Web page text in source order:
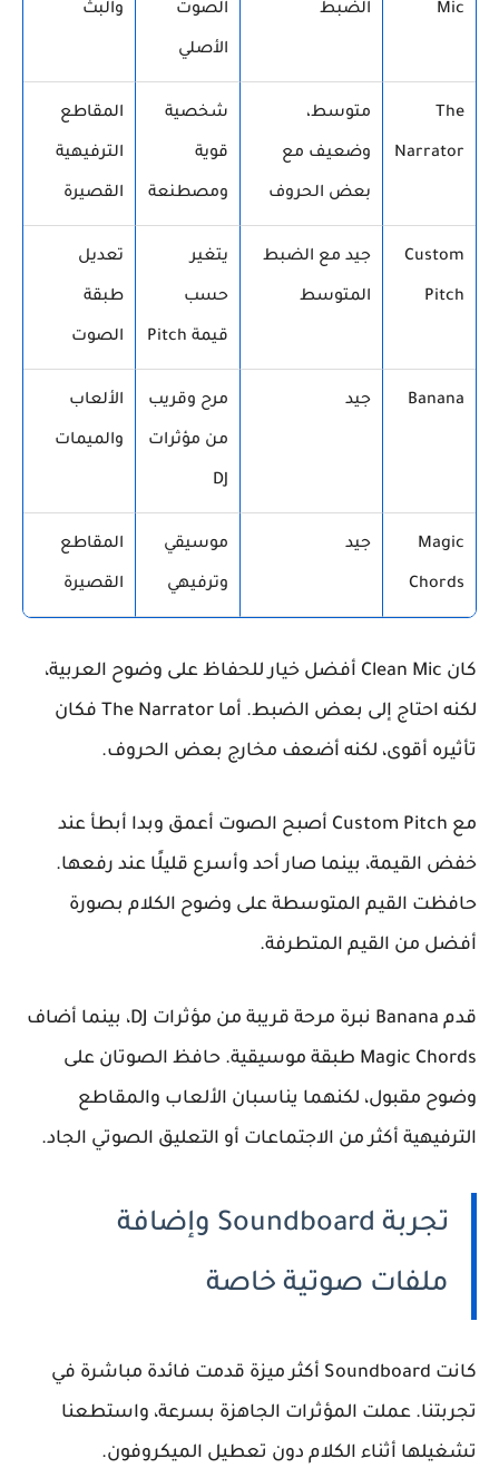
Mic الضبط الصوت
الأصلي
والبث
The
Narrator
متوسط،
وضعيف مع
بعض الحروف
شخصية
قوية
ومصطنعة
المقاطع
الترفيهية
القصيرة
Custom
Pitch
جيد مع الضبط
المتوسط
يتغير
حسب
قيمة Pitch
تعديل
طبقة
الصوت
Banana جيد مرح وقريب
من مؤثرات
DJ
الألعاب
والميمات
Magic
Chords
جيد موسيقي
وترفيهي
المقاطع
القصيرة
كان Clean Mic أفضل خيار للحفاظ على وضوح العربية،
لكنه احتاج إلى بعض الضبط. أما The Narrator فكان
تأثيره أقوى، لكنه أضعف مخارج بعض الحروف.
مع Custom Pitch أصبح الصوت أعمق وبدا أبطأ عند
خفض القيمة، بينما صار أحد وأسرع قليلًا عند رفعها.
حافظت القيم المتوسطة على وضوح الكلام بصورة
أفضل من القيم المتطرفة.
قدم Banana نبرة مرحة قريبة من مؤثرات DJ، بينما أضاف
Magic Chords طبقة موسيقية. حافظ الصوتان على
وضوح مقبول، لكنهما يناسبان الألعاب والمقاطع
الترفيهية أكثر من الاجتماعات أو التعليق الصوتي الجاد.
تجربة Soundboard وإضافة
ملفات صوتية خاصة
كانت Soundboard أكثر ميزة قدمت فائدة مباشرة في
تجربتنا. عملت المؤثرات الجاهزة بسرعة، واستطعنا
تشغيلها أثناء الكلام دون تعطيل الميكروفون.